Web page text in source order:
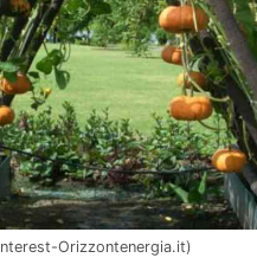
Orizzontenergia.it)